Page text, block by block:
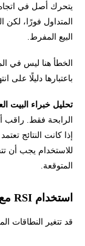
البيع المفرط.
الخطأ هنا ليس في
باعتبارها دليلًا على
تحليل خبراء البيت
الرابحة فقط. راقب
إذا كانت النتائج
للاستخدام يجب أن
المتوقعة.
استخدام RSI مع الاتجاه
قد تتغير النطاقات